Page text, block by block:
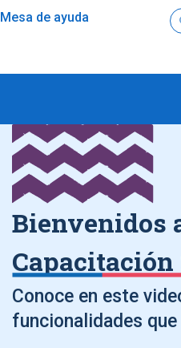
Mesa de ayuda
Bienvenidos
Capacitación
Conoce en este
funcionalidades